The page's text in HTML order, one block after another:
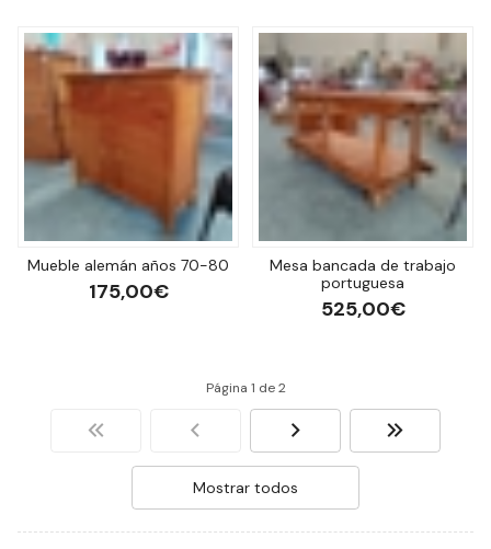
Mueble alemán años 70-80
175,00€
Mesa bancada de trabajo
portuguesa
525,00€
Página 1 de 2
Mostrar todos